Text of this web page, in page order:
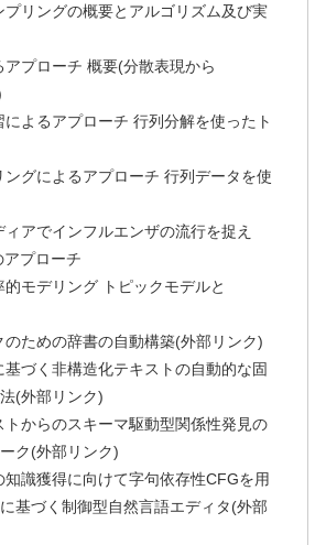
プリングの概要とアルゴリズム及び実
アプローチ 概要(分散表現から
によるアプローチ 行列分解を使ったト
ングによるアプローチ 行列データを使
ィアでインフルエンザの流行を捉え
プローチ
的モデリング トピックモデルと
のための辞書の自動構築(外部リンク)
基づく非構造化テキストの自動的な固
(外部リンク)
トからのスキーマ駆動型関係性発見の
ク(外部リンク)
知識獲得に向けて字句依存性CFGを用
基づく制御型自然言語エディタ(外部